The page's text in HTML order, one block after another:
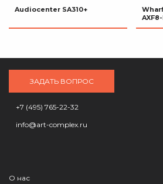
Audiocenter SA310+
ЗАДАТЬ ВОПРОС
+7 (495) 765-22-32
info@art-complex.ru
О нас